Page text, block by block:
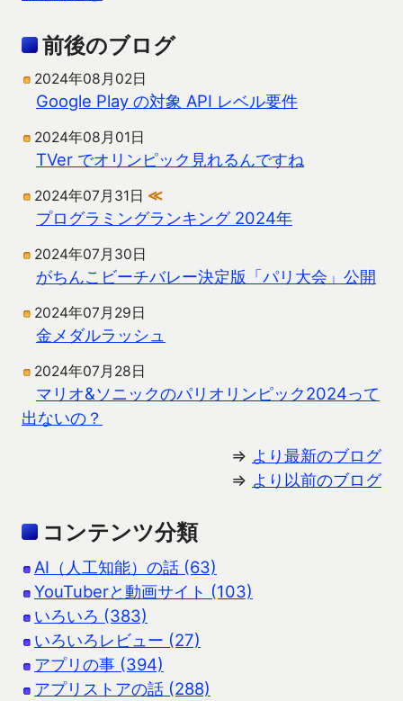
前後のブログ
2024年08月02日
Google Play の対象 API レベル要件
2024年08月01日
TVer でオリンピック見れるんですね
2024年07月31日 ≪
プログラミングランキング 2024年
2024年07月30日
がちんこビーチバレー決定版「パリ大会」公開
2024年07月29日
金メダルラッシュ
2024年07月28日
マリオ&ソニックのパリオリンピック2024って
出ないの？
⇒ より最新のブログ
⇒ より以前のブログ
コンテンツ分類
AI（人工知能）の話 (63)
YouTuberと動画サイト (103)
いろいろ (383)
いろいろレビュー (27)
アプリの事 (394)
アプリストアの話 (288)